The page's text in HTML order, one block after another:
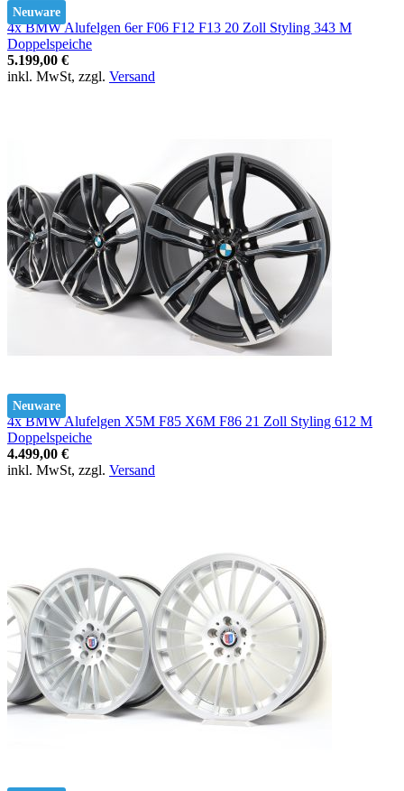
Neuware
4x BMW Alufelgen 6er F06 F12 F13 20 Zoll Styling 343 M
Doppelspeiche
5.199,00 €
inkl. MwSt, zzgl. Versand
Neuware
4x BMW Alufelgen X5M F85 X6M F86 21 Zoll Styling 612 M
Doppelspeiche
4.499,00 €
inkl. MwSt, zzgl. Versand